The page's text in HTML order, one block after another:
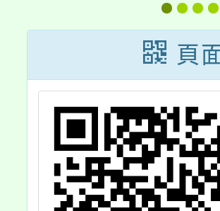
暨教師英語口說
訓練班」 頁